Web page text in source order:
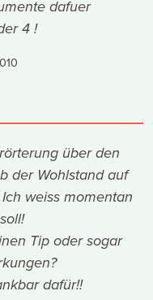
dafuer
4 !
über den
der Wohlstand auf
weiss momentan
Tip oder sogar
dafür!!